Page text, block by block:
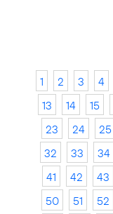
1 2 3 4
13
14 15
23
24 25
32
33 34
41
42 43
50
51 52